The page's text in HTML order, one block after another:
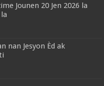
Jounen 20 Jen 2026 la
nan Jesyon Èd ak